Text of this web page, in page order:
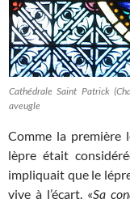
Cathédrale Saint Patrick
aveugle
Comme la première
lèpre était
impliquait que le
vive à l’écart. «Sa